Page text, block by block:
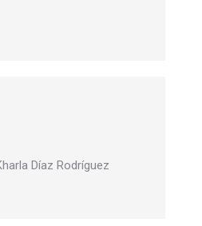
Díaz Rodríguez